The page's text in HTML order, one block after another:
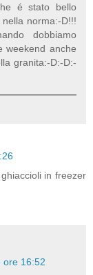
é stato bello
norma:-D!!!
dobbiamo
weekend anche
granita:-D:-D:-
in freezer
ore 16:52